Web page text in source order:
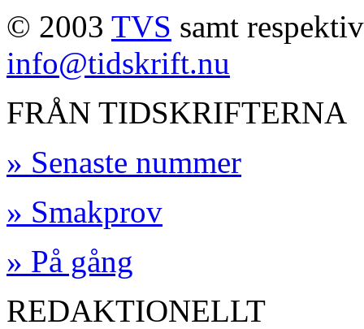
© 2003 TVS samt
info@tidskrift.nu
FRÅN TIDSKRIFTERNA
» Senaste nummer
» Smakprov
» På gång
REDAKTIONELLT